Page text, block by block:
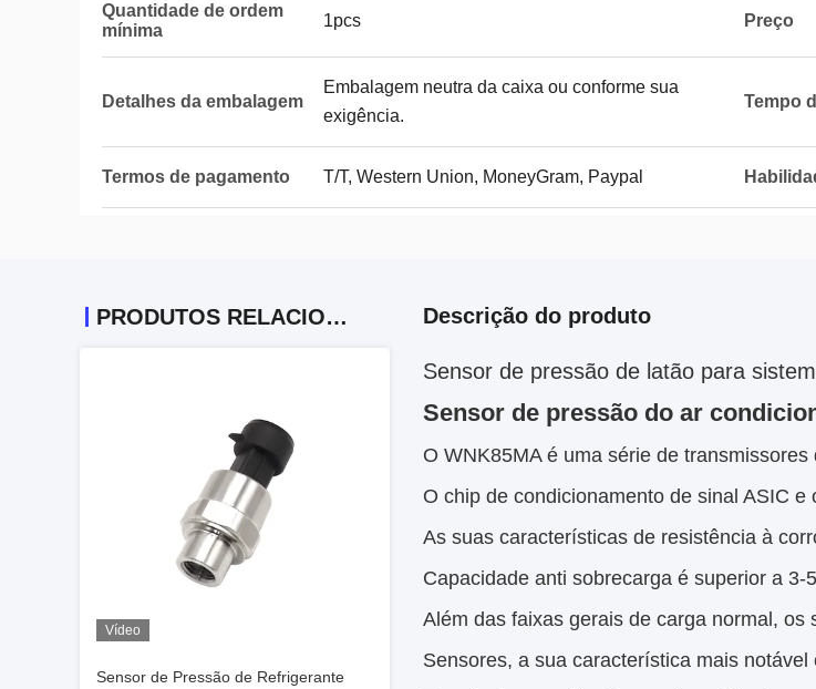
Quantidade de ordem
mínima
1pcs Preço
Detalhes da embalagem
Embalagem neutra da caixa ou conforme sua
exigência.
Tempo
Termos de pagamento T/T, Western Union, MoneyGram, Paypal
PRODUTOS RELACIONADOS
Vídeo
Sensor de Pressão de Refrigerante
Descrição do produto
Sensor de pressão de latão para
Sensor de pressão do ar
O WNK85MA é uma série de
O chip de condicionamento de sinal ASIC
As suas características de resistência à
Capacidade anti sobrecarga é superior a
Além das faixas gerais de carga normal, os
Sensores, a sua característica mais